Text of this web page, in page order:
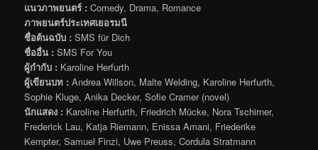
แนวภาพยนตร์ : Comedy, Drama, Romance
ภาพยนตร์ประเทศเยอรมนี
ชื่อต้นฉบับ : SMS für Dich
ชื่ออื่น : SMS For You
ผู้กำกับ : Karoline Herfurth
ผู้เขียนบท : Andrea Willson, Malte Welding, Karoline Herfurth,
Sophie Kluge, Anika Decker, Sofie Cramer (novel)
นักแสดง : Karoline Herfurth, Friedrich Mücke, Nora Tschirner,
Frederick Lau, Katja Riemann, Enissa Amani, Friederike
Kempter, Samuel Finzi, Uwe Preuss, Cordula Stratmann